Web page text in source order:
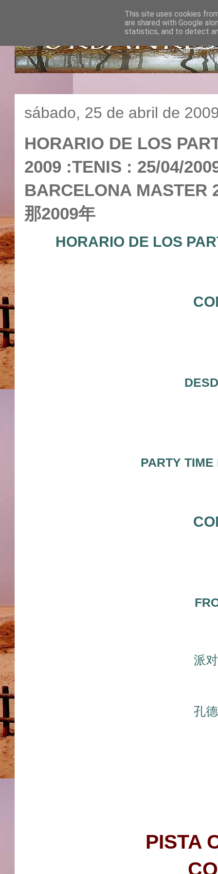
sábado, 25 de abril de
HORARIO DE LOS
2009 :TENIS : 25/04/
BARCELONA MASTER
那2009年
HORARIO DE LOS
PARTY
派
孔
PISTA
This site uses cookies
are shared with Google
statistics, and to detect